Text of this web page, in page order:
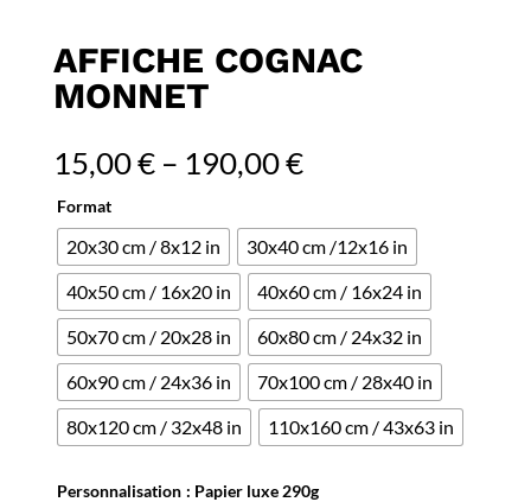
AFFICHE COGNAC
MONNET
15,00€– 190,00€
Format
20x30 cm / 8x12 in
30x40 cm /12x16 in
40x50 cm / 16x20 in
40x60 cm / 16x24 in
50x70 cm / 20x28 in
60x80 cm / 24x32 in
60x90 cm / 24x36 in
70x100 cm / 28x40 in
80x120 cm / 32x48 in
110x160 cm / 43x63 in
Personnalisation : Papier luxe 290g